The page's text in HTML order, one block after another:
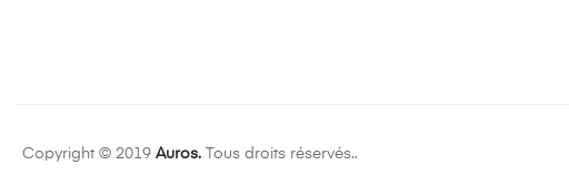
Copyright © 2019 Auros. Tous droits réservés..